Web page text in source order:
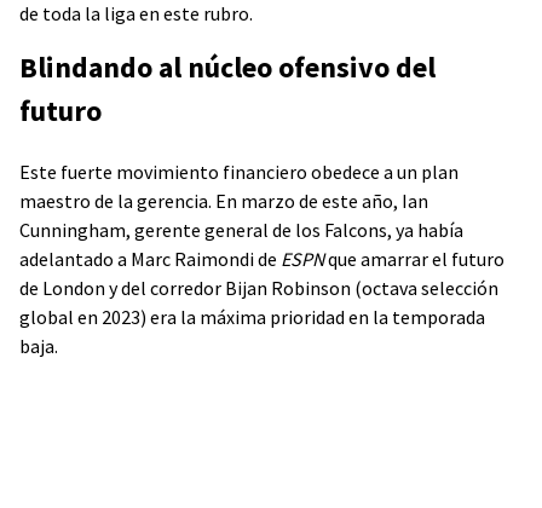
de toda la liga en este rubro.
Blindando al núcleo ofensivo del
futuro
Este fuerte movimiento financiero obedece a un plan
maestro de la gerencia. En marzo de este año, Ian
Cunningham, gerente general de los Falcons, ya había
adelantado a Marc Raimondi de ESPNque amarrar el futuro
de London y del corredor Bijan Robinson (octava selección
global en 2023) era la máxima prioridad en la temporada
baja.